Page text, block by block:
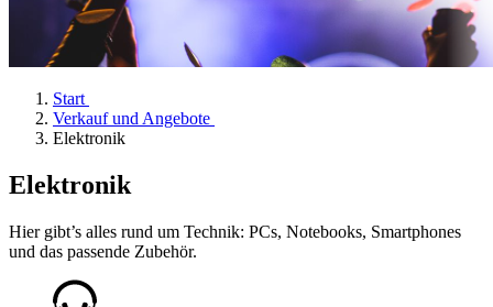
Start
Verkauf und Angebote
Elektronik
Elektronik
Hier gibt’s alles rund um Technik: PCs, Notebooks, Smartphones
und das passende Zubehör.